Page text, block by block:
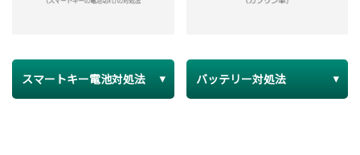
スマートキー電池対処法 バッテリー対処法